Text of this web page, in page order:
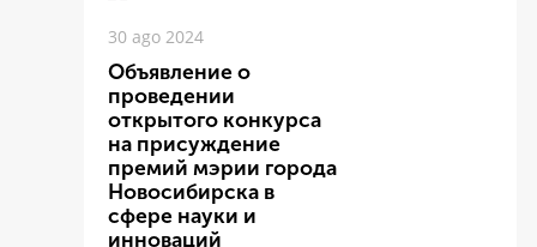
30 ago 2024
Объявление о
проведении
открытого конкурса
на присуждение
премий мэрии города
Новосибирска в
сфере науки и
инноваций